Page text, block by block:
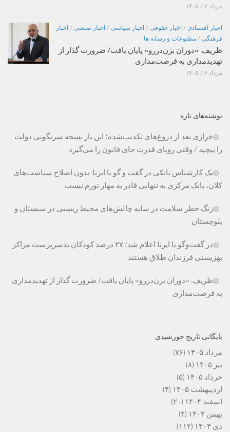
مرداد ۱۶, ۱۴۰۵
اخبار اقتصادی / اخبار حقوقی / اخبار سیاسی / اخبار صنعتی / اخبار
فرهنگی / مطبوعات و رسانه ها
ظریف: «دوران بزن‌دررو» پایان یافت/ ضرورت گذار از
تهدیدمداری به فرصت‌مداری
مرداد ۱۶, ۱۴۰۵
نوشته‌های تازه
خرازی بعد از دروغ‌های تکذیب‌شده؛ این بار نسخه سرنگونی دولت
را پیچید / وقتی رویای قدرت جای قانون را می‌گیرد
یک کارشناس بانکی در گفت و گو با ایرنا: بدون اصلاح سیاست‌های
کلان، بانک مرکزی به تنهایی قادر به مهار تورم نیست
زنگ خطر سلامت در سایه چالش‌های محیط زیستی در سیستان و
بلوچستان
در گفت‌وگو با ایرنا اعلام شد؛ ۲۷ درصد کودکان بدسرپرست مراکز
بهزیستی فرزندان طلاق هستند
ظریف: «دوران بزن‌دررو» پایان یافت/ ضرورت گذار از تهدیدمداری
به فرصت‌مداری
بایگانی تاریخ خورشیدی
مرداد ۱۴۰۵
(۷۶)
تیر ۱۴۰۵
(۸)
خرداد ۱۴۰۵
(۵)
اردیبهشت ۱۴۰۵
(۴)
اسفند ۱۴۰۴
(۲۰)
بهمن ۱۴۰۴
(۴)
دی ۱۴۰۴
(۱۱۲)